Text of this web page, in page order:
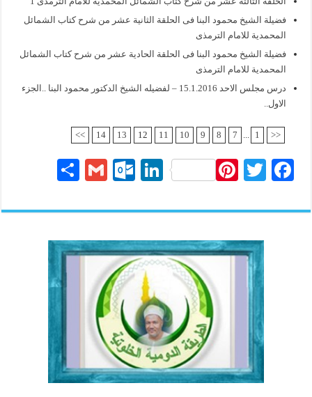
فضيلة الشيخ محمود البنا فى الحلقة الثانية عشر من شرح كتاب الشمائل
المحمدية للامام الترمذى
فضيلة الشيخ محمود البنا فى الحلقة الحادية عشر من شرح كتاب الشمائل
المحمدية للامام الترمذى
درس مجلس الاحد 15.1.2016 – لفضيله الشيخ الدكتور محمود البنا ..الجزء
الاول..
<<
1
7
8
9
10
11
12
13
14
>>
Fa
bo
ok
T
tte
r
er
es
t
Li
ed
In
O
lo
ok
.c
o
m
G
ail
re